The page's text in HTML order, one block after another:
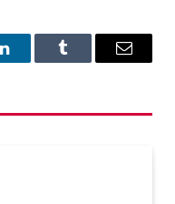
LinkedInTumblr Email